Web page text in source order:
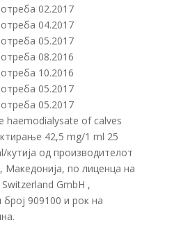
02.2017
04.2017
05.2017
08.2016
10.2016
05.2017
05.2017
haemodialysate of calves
42,5 mg/1 ml 25
кутија од производителот
по лиценца на
GmbH ,
број 909100 и рок на